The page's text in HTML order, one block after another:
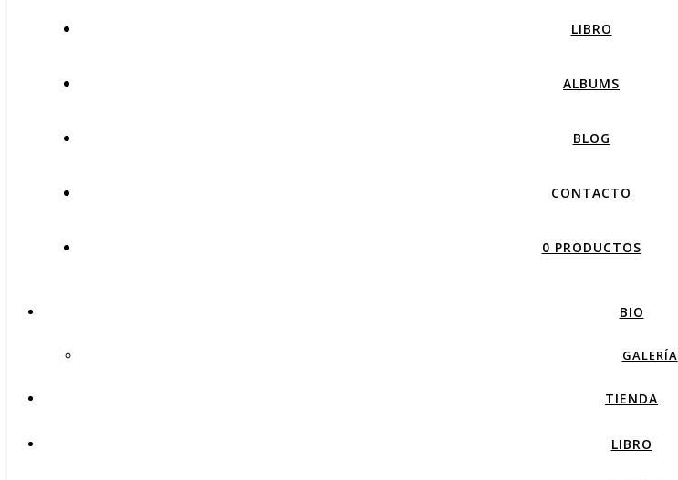
LIBRO
ALBUMS
BLOG
CONTACTO
0 PRODUCTOS
BIO
GALERÍA
TIENDA
LIBRO